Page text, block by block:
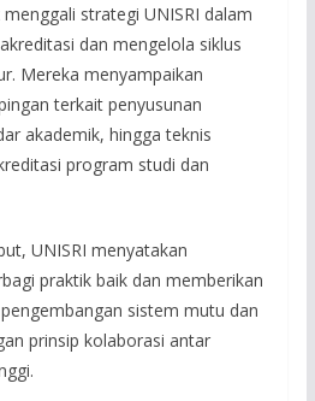
strategi UNISRI dalam
dan mengelola siklus
Mereka menyampaikan
terkait penyusunan
akademik, hingga teknis
program studi dan
UNISRI menyatakan
praktik baik dan memberikan
sistem mutu dan
prinsip kolaborasi antar